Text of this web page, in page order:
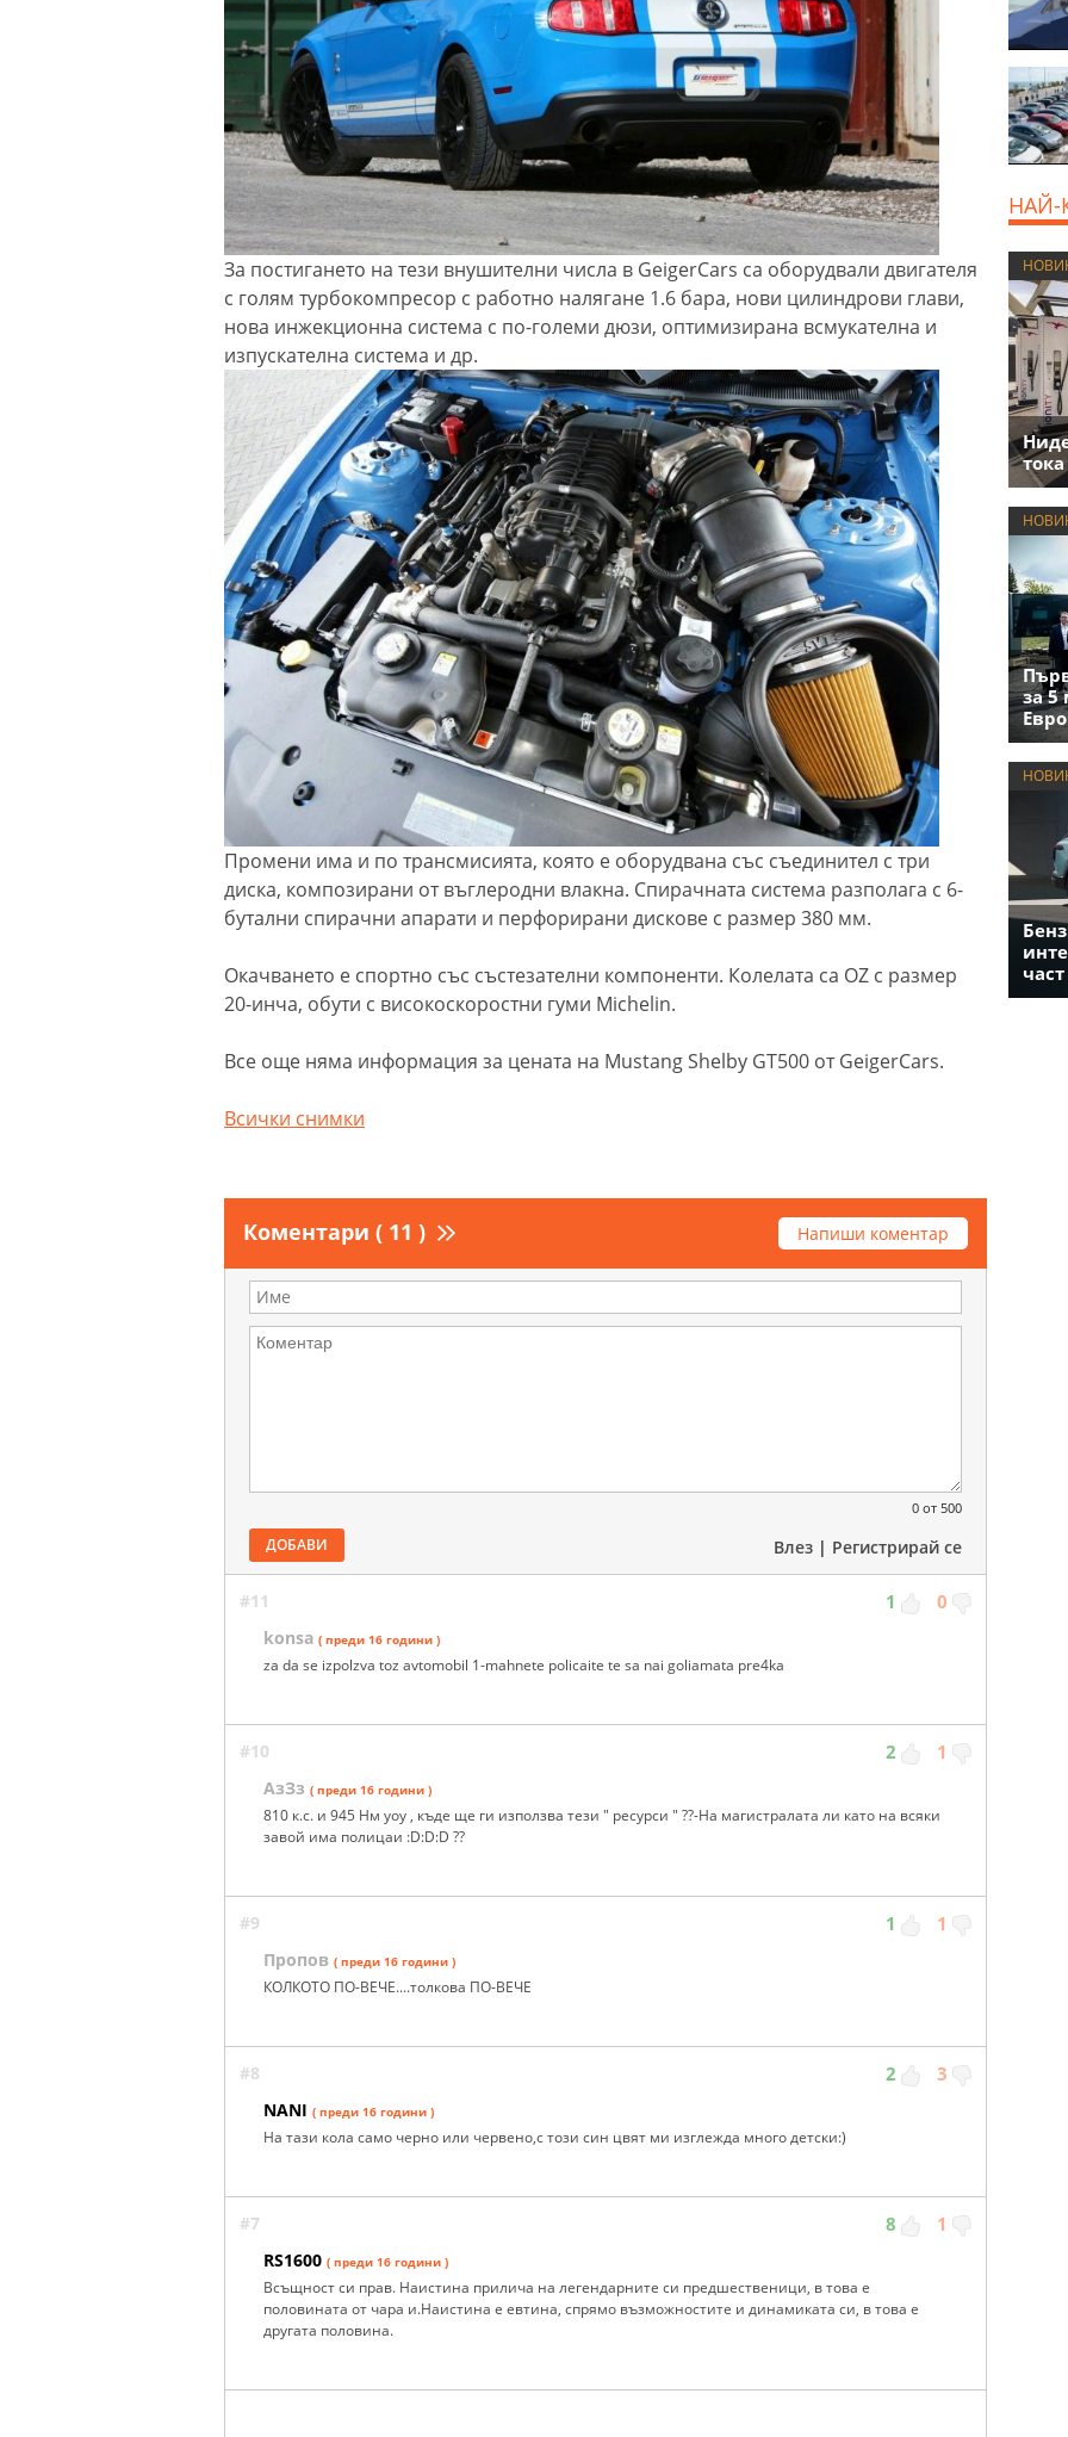
За постигането на тези внушителни числа в GeigerCars са оборудвали двигателя
с голям турбокомпресор с работно налягане 1.6 бара, нови цилиндрови глави,
нова инжекционна система с по-големи дюзи, оптимизирана всмукателна и
изпускателна система и др.
Промени има и по трансмисията, която е оборудвана със съединител с три
диска, композирани от въглеродни влакна. Спирачната система разполага с 6-
бутални спирачни апарати и перфорирани дискове с размер 380 мм.
Окачването е спортно със състезателни компоненти. Колелата са OZ с размер
20-инча, обути с високоскоростни гуми Michelin.
Все още няма информация за цената на Mustang Shelby GT500 от GeigerCars.
Всички снимки
Коментари ( 11 ) Напиши коментар
0 от 500
ДОБАВИ Влез | Регистрирай се
#11 1 0
konsa ( преди 16 години )
za da se izpolzva toz avtomobil 1-mahnete policaite te sa nai goliamata pre4ka
#10 2 1
АзЗз ( преди 16 години )
810 к.с. и 945 Нм уоу , къде ще ги използва тези " ресурси " ??-На магистралата ли като на всяки
завой има полицаи :D:D:D ??
#9 1 1
Пропов ( преди 16 години )
КОЛКОТО ПО-ВЕЧЕ....толкова ПО-ВЕЧЕ
#8 2 3
NANI ( преди 16 години )
На тази кола само черно или червено,с този син цвят ми изглежда много детски:)
#7 8 1
RS1600 ( преди 16 години )
Всъщност си прав. Наистина прилича на легендарните си предшественици, в това е
половината от чара и.Наистина е евтина, спрямо възможностите и динамиката си, в това е
другата половина.
НАЙ-
за 5
част